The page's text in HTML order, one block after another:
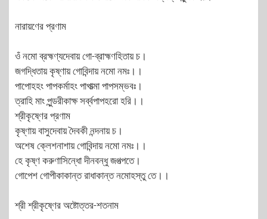
নারায়ণের প্রণাম
ওঁ নমো ব্রহ্মণ্যদেবায় গো-ব্রাহ্মণহিতায় চ।
জগদ্ধিতায় কৃষ্ণায় গোবিন্দায় নমো নমঃ।।
পাপোহহং পাপকর্মাহং পাপাত্মা পাপসম্ভবঃ।
ত্রাহি মাং পুন্ডরীকাক্ষ সর্ব্বপাপহরো হরি।।
শ্রীকৃষ্ণের প্রণাম
কৃষ্ণায় বাসুদেবায় দৈবকী নন্দনায় চ।
অশেষ ক্লেশনাশায় গোবিন্দায় নমো নমঃ।।
হে কৃষ্ণ করুণাসিন্ধো দীনবন্ধু জগত্পতে।
গোপেশ গোপীকাকান্ত রাধাকান্ত নমোহস্তু তে।।
শ্রী শ্রীকৃষ্ণের অষ্টোত্তর-শতনাম